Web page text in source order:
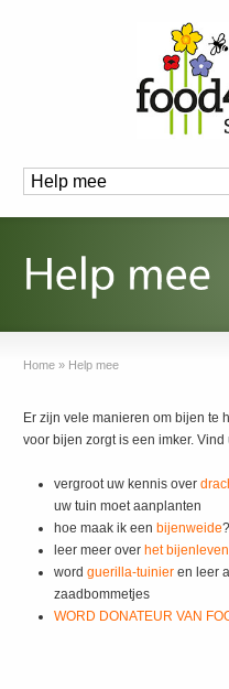
Home » Help mee
Er zijn vele manieren om bijen te
voor bijen zorgt is een imker.
vergroot uw kennis over
uw tuin moet aanplanten
hoe maak ik een bijenweide?
leer meer over het bijenleven
word guerilla-tuinieren leer
zaadbommetjes
WORD DONATEUR VAN